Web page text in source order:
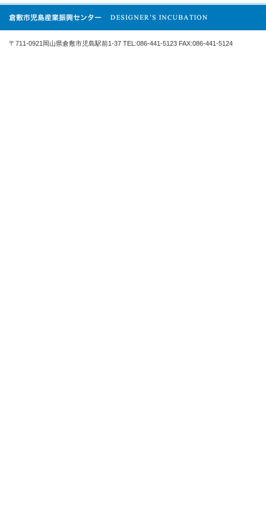
〒711-0921岡山県倉敷市児島駅前1-37 TEL:086-441-5123 FAX:086-441-5124